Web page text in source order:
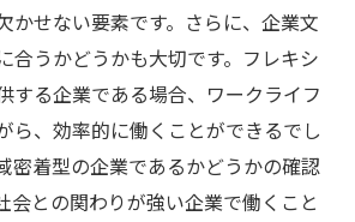
かせない要素です。さらに、企業文
合うかどうかも大切です。フレキシ
する企業である場合、ワークライフ
ら、効率的に働くことができるでし
密着型の企業であるかどうかの確認
会との関わりが強い企業で働くこと